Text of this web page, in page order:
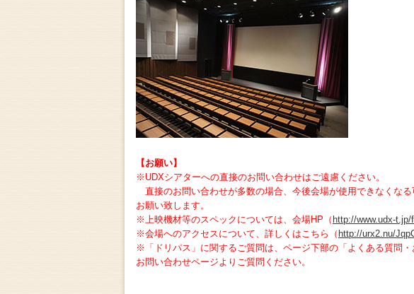
【お願い】
※UDXシアターへの直接のお問い合わせはご遠慮ください。
直接のお問い合わせが多数の場合、今後会場が使用できなくな
お願い致します。
※上映機材等のスペックについては、会場HP（ http://www.udx-t.jp/
※会場へのアクセスについて、詳しくはこちら（ http://urx2.nu/
※「ドリパス」に関するご質問は、ページ下部の「よくある質問
お問い合わせページよりご質問ください。